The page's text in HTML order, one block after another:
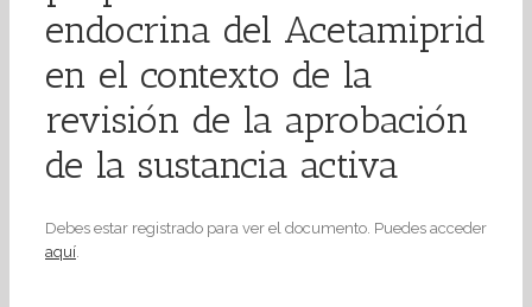
endocrina del Acetamiprid
en el contexto de la
revisión de la aprobación
de la sustancia activa
Debes estar registrado para ver el documento. Puedes acceder
aquí.